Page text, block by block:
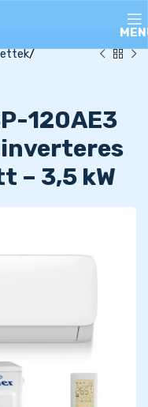
120AE3
– 3,5 kW